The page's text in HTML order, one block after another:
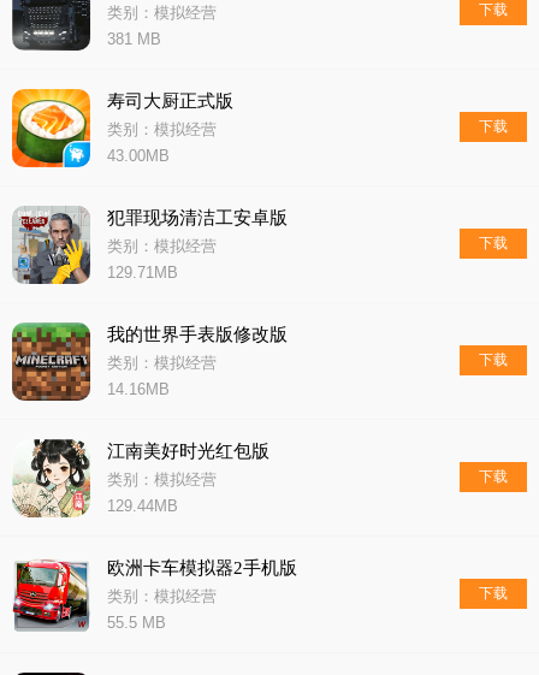
类别：模拟经营
381 MB
下载
寿司大厨正式版
类别：模拟经营
43.00MB
下载
犯罪现场清洁工安卓版
类别：模拟经营
129.71MB
下载
我的世界手表版修改版
类别：模拟经营
14.16MB
下载
江南美好时光红包版
类别：模拟经营
129.44MB
下载
欧洲卡车模拟器2手机版
类别：模拟经营
55.5 MB
下载